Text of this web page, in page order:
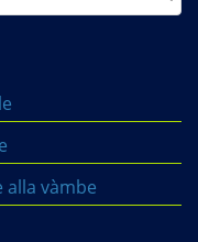
alla vàmbe